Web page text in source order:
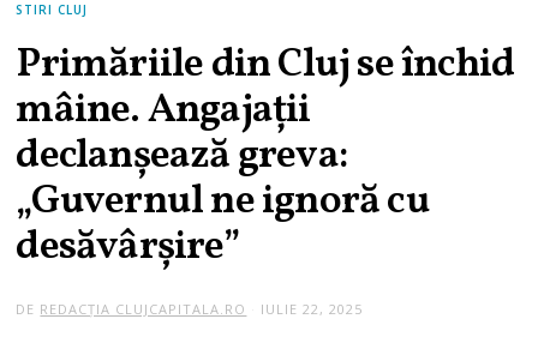
STIRI CLUJ
Primăriile din Cluj se închid
mâine. Angajații
declanșează greva:
„Guvernul ne ignoră cu
desăvârșire”
DE REDACȚIA CLUJCAPITALA.RO IULIE 22, 2025